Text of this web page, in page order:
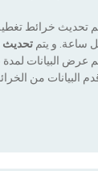
تحديث خرائط
ساعة. و يتم تحديث
عرض البيانات
البيانات من